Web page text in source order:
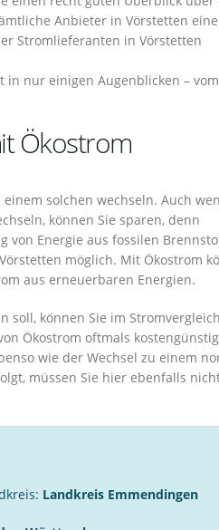
Anbieter in Vörstetten
Stromlieferanten in Vörstetten
in nur einigen Augenblicken – vom
Ökostrom
solchen wechseln. Auch
können Sie sparen, denn
von Energie aus fossilen
möglich. Mit Ökostrom
aus erneuerbaren Energien.
soll, können Sie im
Ökostrom oftmals
wie der Wechsel zu einem
müssen Sie hier ebenfalls
Landkreis Emmendingen